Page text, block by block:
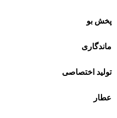
پخش بو
ماندگاری
تولید اختصاصی
عطار